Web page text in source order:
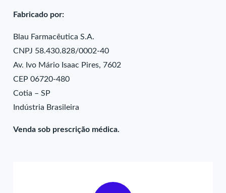
Fabricado por:
Blau Farmacêutica S.A.
CNPJ 58.430.828/0002-40
Av. Ivo Mário Isaac Pires, 7602
CEP 06720-480
Cotia – SP
Indústria Brasileira
Venda sob prescrição médica.